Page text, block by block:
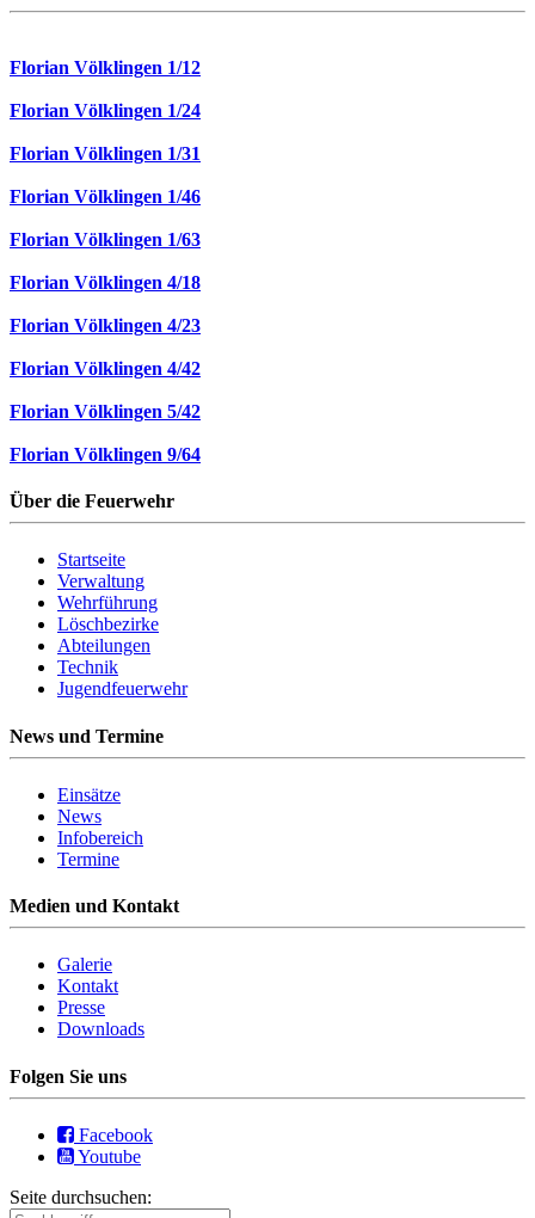
Florian Völklingen 1/12
Florian Völklingen 1/24
Florian Völklingen 1/31
Florian Völklingen 1/46
Florian Völklingen 1/63
Florian Völklingen 4/18
Florian Völklingen 4/23
Florian Völklingen 4/42
Florian Völklingen 5/42
Florian Völklingen 9/64
Über die Feuerwehr
Startseite
Verwaltung
Wehrführung
Löschbezirke
Abteilungen
Technik
Jugendfeuerwehr
News und Termine
Einsätze
News
Infobereich
Termine
Medien und Kontakt
Galerie
Kontakt
Presse
Downloads
Folgen Sie uns
Facebook
Youtube
Seite durchsuchen: